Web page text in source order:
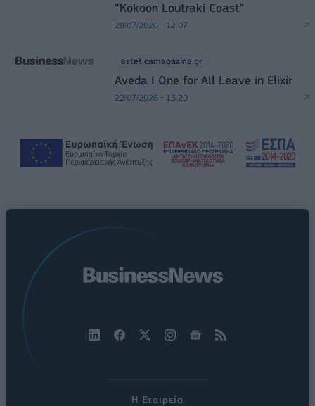
“Kokoon Loutraki Coast”
28/07/2026 - 12:07
esteticamagazine.gr
Aveda I One for All Leave in Elixir
22/07/2026 - 13:20
Η Εταιρεία